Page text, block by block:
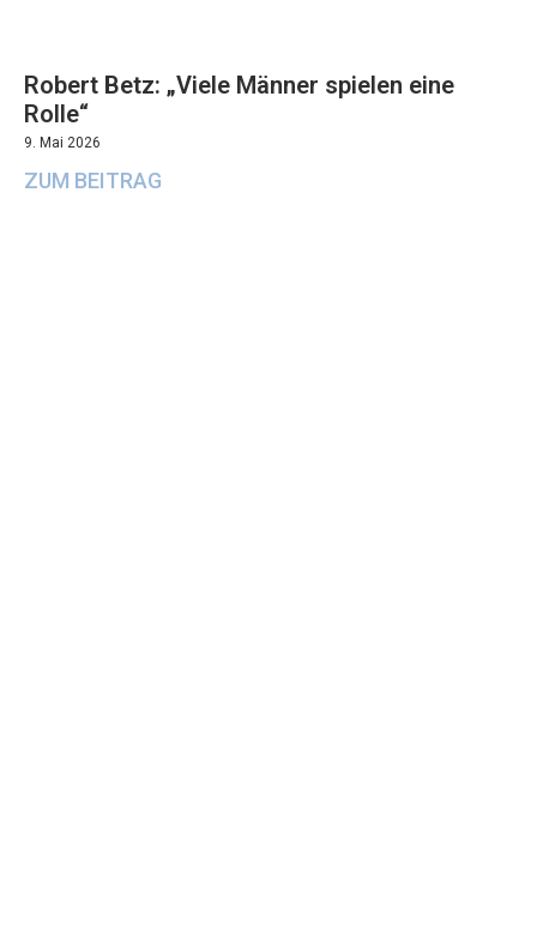
Robert Betz: „Viele Männer spielen eine
Rolle“
9. Mai 2026
ZUM BEITRAG